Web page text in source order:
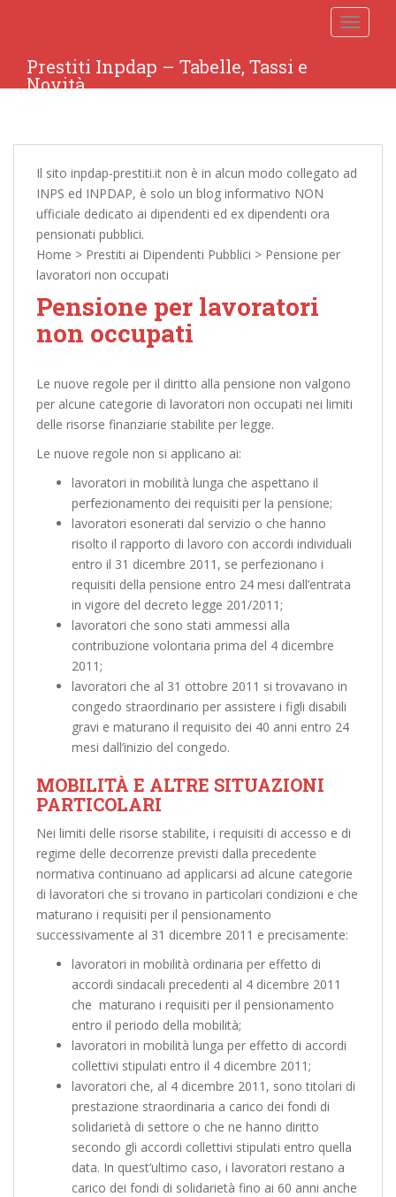
Prestiti Inpdap – Tabelle, Tassi e
Novità
Il sito inpdap-prestiti.it non è in alcun modo collegato ad
INPS ed INPDAP, è solo un blog informativo NON
ufficiale dedicato ai dipendenti ed ex dipendenti ora
pensionati pubblici.
Home > Prestiti ai Dipendenti Pubblici > Pensione per
lavoratori non occupati
Pensione per lavoratori
non occupati
Le nuove regole per il diritto alla pensione non valgono
per alcune categorie di lavoratori non occupati nei limiti
delle risorse finanziarie stabilite per legge.
Le nuove regole non si applicano ai:
lavoratori in mobilità lunga che aspettano il
perfezionamento dei requisiti per la pensione;
lavoratori esonerati dal servizio o che hanno
risolto il rapporto di lavoro con accordi individuali
entro il 31 dicembre 2011, se perfezionano i
requisiti della pensione entro 24 mesi dall’entrata
in vigore del decreto legge 201/2011;
lavoratori che sono stati ammessi alla
contribuzione volontaria prima del 4 dicembre
2011;
lavoratori che al 31 ottobre 2011 si trovavano in
congedo straordinario per assistere i figli disabili
gravi e maturano il requisito dei 40 anni entro 24
mesi dall’inizio del congedo.
MOBILITÀ E ALTRE SITUAZIONI
PARTICOLARI
Nei limiti delle risorse stabilite, i requisiti di accesso e di
regime delle decorrenze previsti dalla precedente
normativa continuano ad applicarsi ad alcune categorie
di lavoratori che si trovano in particolari condizioni e che
maturano i requisiti per il pensionamento
successivamente al 31 dicembre 2011 e precisamente:
lavoratori in mobilità ordinaria per effetto di
accordi sindacali precedenti al 4 dicembre 2011
che maturano i requisiti per il pensionamento
entro il periodo della mobilità;
lavoratori in mobilità lunga per effetto di accordi
collettivi stipulati entro il 4 dicembre 2011;
lavoratori che, al 4 dicembre 2011, sono titolari di
prestazione straordinaria a carico dei fondi di
solidarietà di settore o che ne hanno diritto
secondo gli accordi collettivi stipulati entro quella
data. In quest’ultimo caso, i lavoratori restano a
carico dei fondi di solidarietà fino ai 60 anni anche